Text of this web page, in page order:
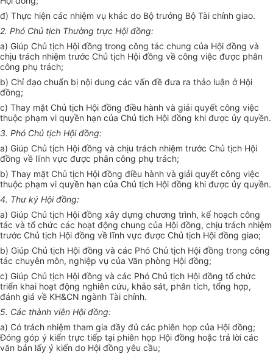
đ) Thực hiện các nhiệm vụ khác do Bộ trưởng Bộ Tài chính giao.
2. Phó Chủ tịch Thường trực Hội đồng:
a) Giúp Chủ tịch Hội đồng trong công tác chung của Hội đồng và
chịu trách nhiệm trước Chủ tịch Hội đồng về công việc được phân
công phụ trách;
b) Chỉ đạo chuẩn bị nội dung các vấn đề đưa ra thảo luận ở Hội
đồng;
c) Thay mặt Chủ tịch Hội đồng điều hành và giải quyết công việc
thuộc phạm vi quyền hạn của Chủ tịch Hội đồng khi được ủy quyền.
3. Phó Chủ tịch Hội đồng:
a) Giúp Chủ tịch Hội đồng và chịu trách nhiệm trước Chủ tịch Hội
đồng về lĩnh vực được phân công phụ trách;
b) Thay mặt Chủ tịch Hội đồng điều hành và giải quyết công việc
thuộc phạm vi quyền hạn của Chủ tịch Hội đồng khi được ủy quyền.
4. Thư ký Hội đồng:
a) Giúp Chủ tịch Hội đồng xây dựng chương trình, kế hoạch công
tác và tổ chức các hoạt động chung của Hội đồng, chịu trách nhiệm
trước Chủ tịch Hội đồng về lĩnh vực được Chủ tịch Hội đồng giao;
b) Giúp Chủ tịch Hội đồng và các Phó Chủ tịch Hội đồng trong công
tác chuyên môn, nghiệp vụ của Văn phòng Hội đồng;
c) Giúp Chủ tịch Hội đồng và các Phó Chủ tịch Hội đồng tổ chức
triển khai hoạt động nghiên cứu, khảo sát, phân tích, tổng hợp,
đánh giá về KH&CN ngành Tài chính.
5. Các thành viên Hội đồng:
a) Có trách nhiệm tham gia đầy đủ các phiên họp của Hội đồng;
Đóng góp ý kiến trực tiếp tại phiên họp Hội đồng hoặc trả lời các
văn bản lấy ý kiến do Hội đồng yêu cầu;